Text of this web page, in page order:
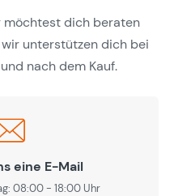
möchtest dich beraten
wir unterstützen dich bei
nach dem Kauf.
eine E-Mail
08:00 - 18:00 Uhr